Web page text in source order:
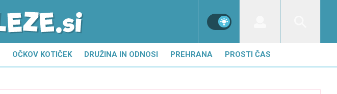
OČKOV KOTIČEK DRUŽINA IN ODNOSI PREHRANA PROSTI ČAS